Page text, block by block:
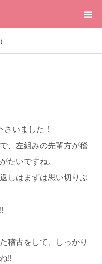
いました！
、左組みの先輩方が稽
たいですね。
しはまずは思い切りぶ
稽古をして、しっかり
‼︎